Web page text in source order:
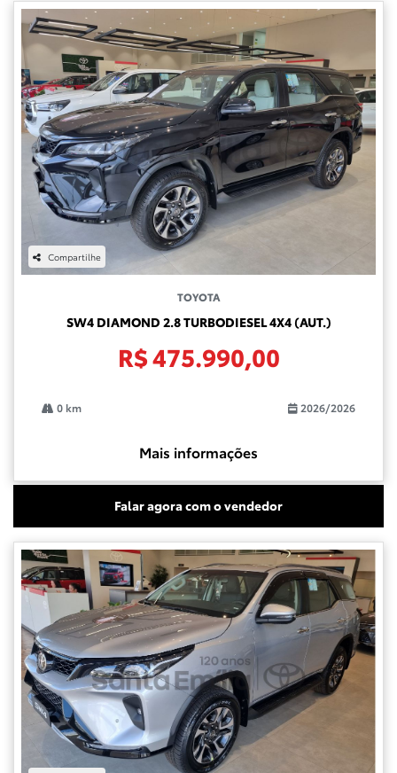
Compartilhe
TOYOTA
SW4 DIAMOND 2.8 TURBODIESEL 4X4 (AUT.)
R$ 475.990,00
0 km 2026/2026
Mais informações
Falar agora com o vendedor